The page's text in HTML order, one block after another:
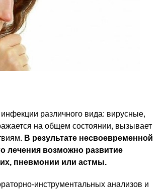
различного вида: вирусные,
на общем состоянии, вызывает
В результате несвоевременной
лечения возможно развитие
пневмонии или астмы.
инструментальных анализов и